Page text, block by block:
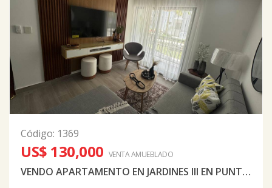
Código: 1369
US$ 130,000 VENTA AMUEBLADO
VENDO APARTAMENTO EN JARDINES III EN PUNTA CANA AMUEBLADO NUEVO A ESTRENAR